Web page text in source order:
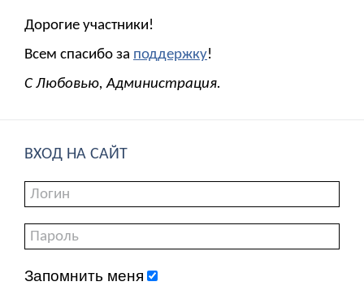
Дорогие участники!
Всем спасибо за поддержку!
С Любовью, Администрация.
ВХОД НА САЙТ
Запомнить меня